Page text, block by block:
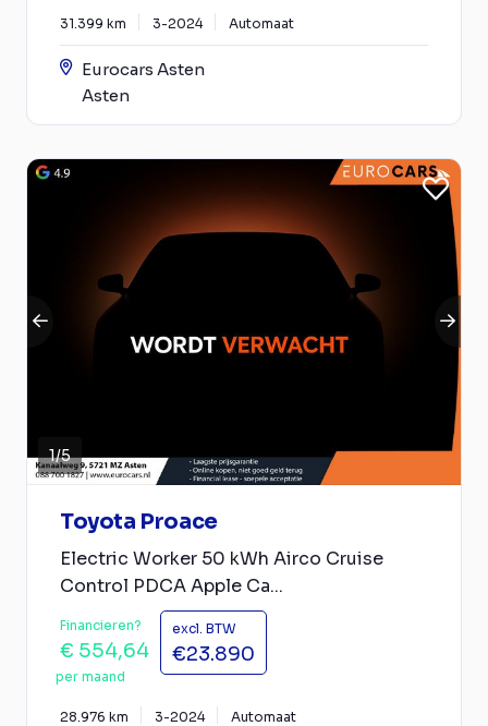
31.399 km 3-2024 Automaat
Eurocars Asten
Asten
1/5
Toyota Proace
Electric Worker 50 kWh Airco Cruise
Control PDCA Apple Ca...
Financieren?
€ 554,64
per maand
excl. BTW
€23.890
28.976 km 3-2024 Automaat